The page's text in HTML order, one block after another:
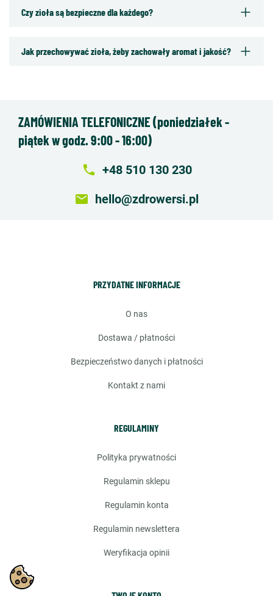
Czy zioła są bezpieczne dla każdego?
Jak przechowywać zioła, żeby zachowały aromat i jakość?
ZAMÓWIENIA TELEFONICZNE (poniedziałek -
piątek w godz. 9:00 - 16:00)
local_phone +48 510 130 230
email hello@zdrowersi.pl
PRZYDATNE INFORMACJE
o nas
dostawa / płatności
bezpieczeństwo danych i płatności
kontakt z nami
REGULAMINY
polityka prywatności
regulamin sklepu
regulamin konta
regulamin newslettera
weryfikacja opinii